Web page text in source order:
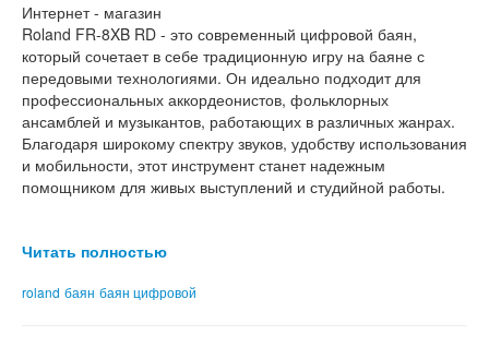
Интернет - магазин
Roland FR-8XB RD - это современный цифровой баян,
который сочетает в себе традиционную игру на баяне с
передовыми технологиями. Он идеально подходит для
профессиональных аккордеонистов, фольклорных
ансамблей и музыкантов, работающих в различных жанрах.
Благодаря широкому спектру звуков, удобству использования
и мобильности, этот инструмент станет надежным
помощником для живых выступлений и студийной работы.
Читать полностью
roland баян баян цифровой